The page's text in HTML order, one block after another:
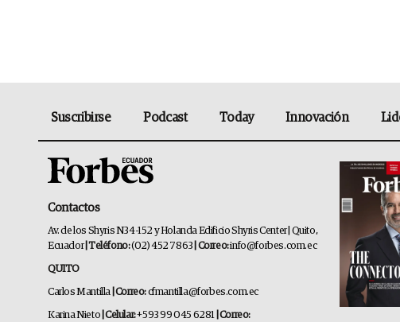
Suscribirse Podcast Today Innovación
Contactos
Av. de los Shyris N34-152 y Holanda Edificio Shyris Center | Quito,
Ecuador | Teléfono:(02) 452 7863 | Correo:info@forbes.com.ec
QUITO
Carlos Mantilla | Correo:cfmantilla@forbes.com.ec
Karina Nieto | Celular:+593 99 045 6281 | Correo: